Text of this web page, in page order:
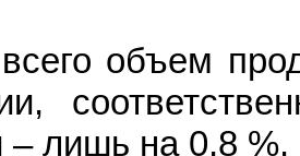
объем
– лишь на 0,8 %.